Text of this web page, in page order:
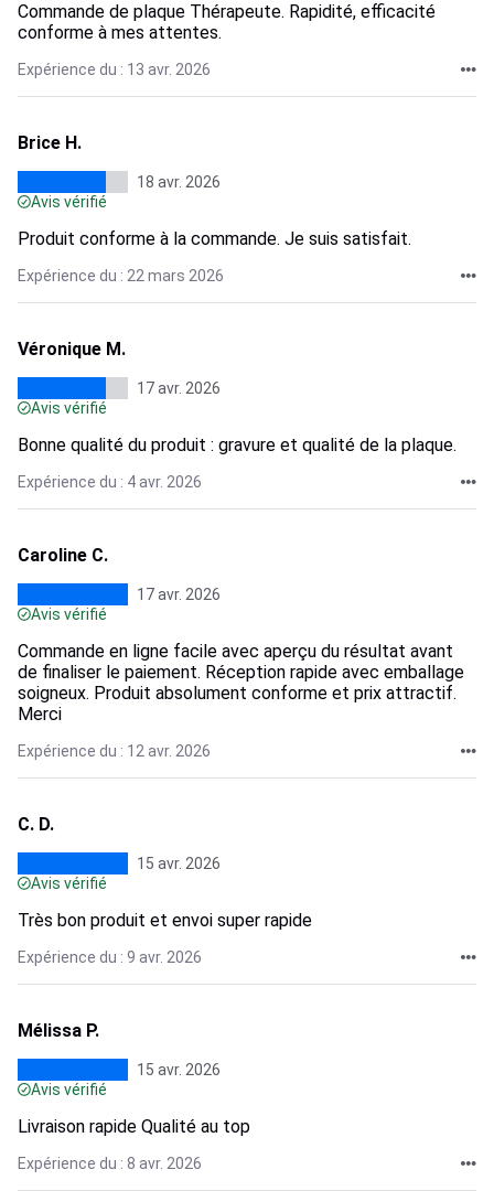
Commande de plaque Thérapeute. Rapidité, efficacité
conforme à mes attentes.
Expérience du : 13 avr. 2026
Brice H.
18 avr. 2026
Avis vérifié
Produit conforme à la commande. Je suis satisfait.
Expérience du : 22 mars 2026
Véronique M.
17 avr. 2026
Avis vérifié
Bonne qualité du produit : gravure et qualité de la plaque.
Expérience du : 4 avr. 2026
Caroline C.
17 avr. 2026
Avis vérifié
Commande en ligne facile avec aperçu du résultat avant
de finaliser le paiement. Réception rapide avec emballage
soigneux. Produit absolument conforme et prix attractif.
Merci
Expérience du : 12 avr. 2026
C. D.
15 avr. 2026
Avis vérifié
Très bon produit et envoi super rapide
Expérience du : 9 avr. 2026
Mélissa P.
15 avr. 2026
Avis vérifié
Livraison rapide Qualité au top
Expérience du : 8 avr. 2026